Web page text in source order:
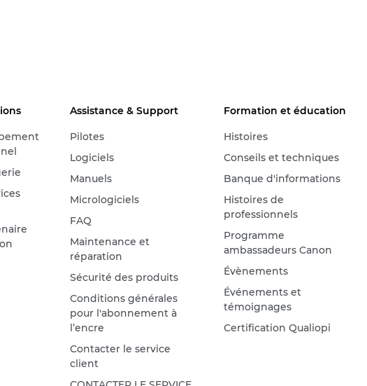
Assistance & Support
Pilotes
Logiciels
Manuels
Micrologiciels
FAQ
Maintenance et
réparation
Sécurité des produits
Conditions générales
pour l'abonnement à
l’encre
Contacter le service
client
Formation et éducation
Histoires
Conseils et techniques
Banque d'informations
Histoires de
professionnels
Programme
ambassadeurs Canon
Évènements
Événements et
témoignages
Certification Qualiopi